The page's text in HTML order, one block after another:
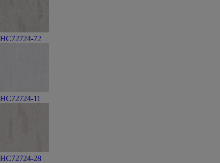
HC72724-72
HC72724-11
HC72724-28